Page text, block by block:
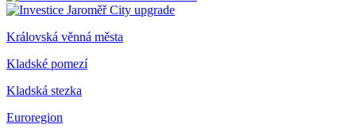
City upgrade
Královská věnná města
Kladské pomezí
Kladská stezka
Euroregion